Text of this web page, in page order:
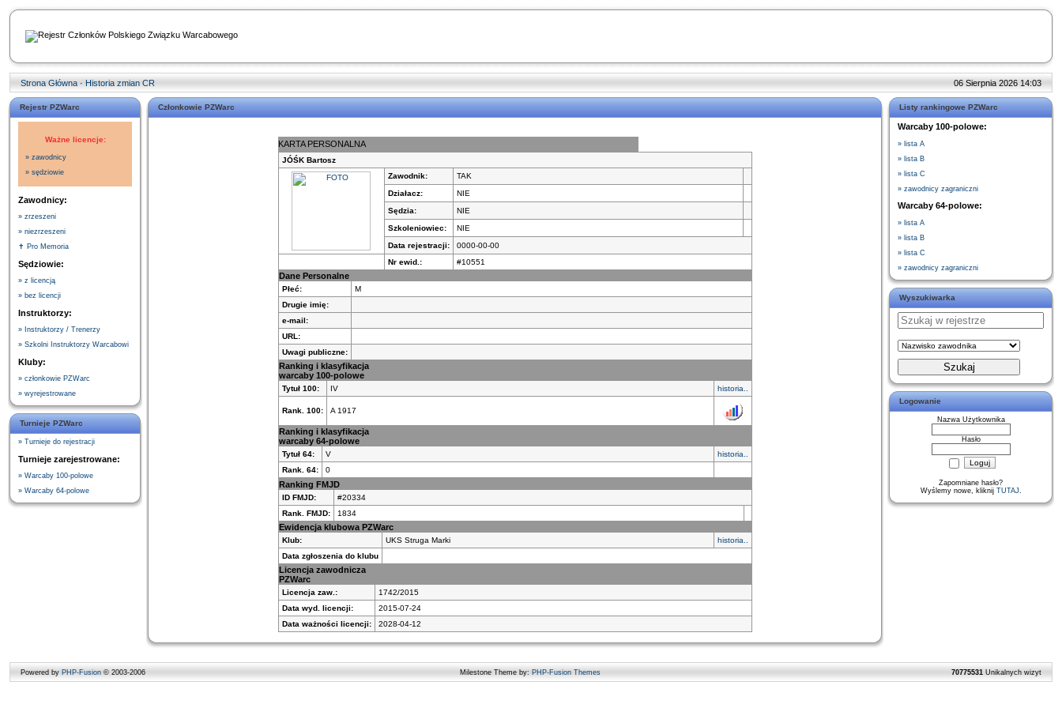
Strona Główna · Historia zmian CR 06 Sierpnia 2026 14:03
Rejestr PZWarc
Ważne licencje:
» zawodnicy
» sędziowie
Zawodnicy:
» zrzeszeni
» niezrzeszeni
✝ Pro Memoria
Sędziowie:
» z licencją
» bez licencji
Instruktorzy:
» Instruktorzy / Trenerzy
» Szkolni Instruktorzy Warcabowi
Kluby:
» członkowie PZWarc
» wyrejestrowane
Turnieje PZWarc
» Turnieje do rejestracji
Turnieje zarejestrowane:
» Warcaby 100-polowe
» Warcaby 64-polowe
Członkowie PZWarc
KARTA PERSONALNA
JÓŚK Bartosz
Zawodnik:
TAK
Działacz:
NIE
Sędzia:
NIE
Szkoleniowiec:
NIE
Data rejestracji:
0000-00-00
Nr ewid.:
#10551
Dane Personalne
Płeć:
M
Drugie imię:
e-mail:
URL:
Uwagi publiczne:
Ranking i klasyfikacja
warcaby 100-polowe
Tytuł 100: IV historia..
Rank. 100: A 1917
Ranking i klasyfikacja
warcaby 64-polowe
Tytuł 64: V
historia..
Rank. 64:
0
Ranking FMJD
ID FMJD:
#20334
Rank. FMJD:
1834
Ewidencja klubowa PZWarc
Klub: UKS Struga Marki
historia..
Data zgłoszenia do klubu
Licencja zawodnicza
PZWarc
Licencja zaw.:
1742/2015
Data wyd. licencji:
2015-07-24
Data ważności licencji:
2028-04-12
Listy rankingowe PZWarc
Warcaby 100-polowe:
» lista A
» lista B
» lista C
» zawodnicy zagraniczni
Warcaby 64-polowe:
» lista A
» lista B
» lista C
» zawodnicy zagraniczni
Wyszukiwarka
Logowanie
Nazwa Użytkownika
Hasło
Zapomniane hasło?
Wyślemy nowe, kliknij TUTAJ.
Powered by PHP-Fusion © 2003-2006 Milestone Theme by: PHP-Fusion Themes 70775531 Unikalnych wizyt